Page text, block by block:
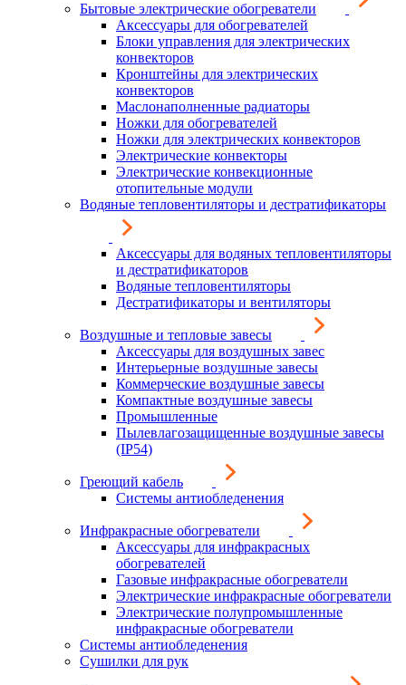
Бытовые электрические обогреватели
Аксессуары для обогревателей
Блоки управления для электрических
конвекторов
Кронштейны для электрических
конвекторов
Маслонаполненные радиаторы
Ножки для обогревателей
Ножки для электрических конвекторов
Электрические конвекторы
Электрические конвекционные
отопительные модули
Водяные тепловентиляторы и дестратификаторы
Аксессуары для водяных тепловентиляторы
и дестратификаторов
Водяные тепловентиляторы
Дестратификаторы и вентиляторы
Воздушные и тепловые завесы
Аксессуары для воздушных завес
Интерьерные воздушные завесы
Коммерческие воздушные завесы
Компактные воздушные завесы
Промышленные
Пылевлагозащищенные воздушные завесы
(IP54)
Греющий кабель
Системы антиобледенения
Инфракрасные обогреватели
Аксессуары для инфракрасных
обогревателей
Газовые инфракрасные обогреватели
Электрические инфракрасные обогреватели
Электрические полупромышленные
инфракрасные обогреватели
Системы антиобледенения
Сушилки для рук